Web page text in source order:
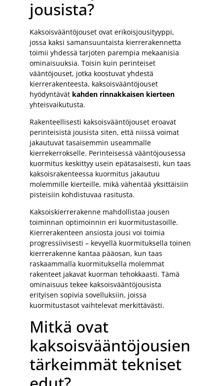
jousista?
Kaksoisvääntöjouset ovat erikoisjousityyppi,
jossa kaksi samansuuntaista kierrerakennetta
toimii yhdessä tarjoten parempia mekaanisia
ominaisuuksia. Toisin kuin perinteiset
vääntöjouset, jotka koostuvat yhdestä
kierrerakenteesta, kaksoisvääntöjouset
hyödyntävät kahden rinnakkaisen kierteen
yhteisvaikutusta.
Rakenteellisesti kaksoisvääntöjouset eroavat
perinteisistä jousista siten, että niissä voimat
jakautuvat tasaisemmin useammalle
kierrekerrokselle. Perinteisessä vääntöjousessa
kuormitus keskittyy usein epätasaisesti, kun taas
kaksoisrakenteessa kuormitus jakautuu
molemmille kierteille, mikä vähentää yksittäisiin
pisteisiin kohdistuvaa rasitusta.
Kaksoiskierrerakenne mahdollistaa jousen
toiminnan optimoinnin eri kuormitustasoille.
Kierrerakenteen ansiosta jousi voi toimia
progressiivisesti – kevyellä kuormituksella toinen
kierrerakenne kantaa pääosan, kun taas
raskaammalla kuormituksella molemmat
rakenteet jakavat kuorman tehokkaasti. Tämä
ominaisuus tekee kaksoisvääntöjousista
erityisen sopivia sovelluksiin, joissa
kuormitustasot vaihtelevat merkittävästi.
Mitkä ovat
kaksoisvääntöjousien
tärkeimmät tekniset